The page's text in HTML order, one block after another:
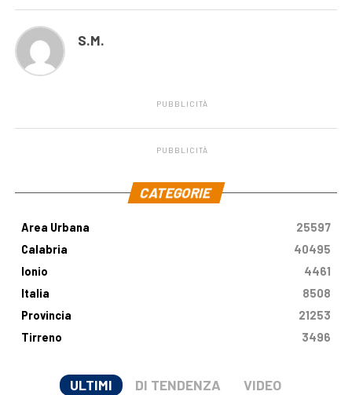
S.M.
PUBBLICITÀ
PUBBLICITÀ
CATEGORIE
Area Urbana
25597
Calabria
40495
Ionio
4461
Italia
8508
Provincia
21253
Tirreno
3496
ULTIMI DI TENDENZA VIDEO